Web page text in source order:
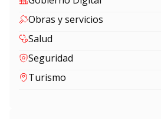
Obras y servicios
Salud
Seguridad
Turismo